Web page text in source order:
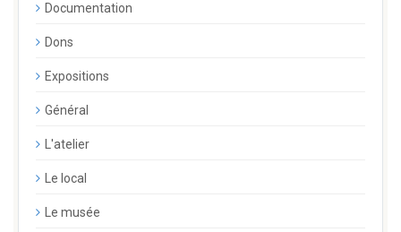
Documentation
Dons
Expositions
Général
L'atelier
Le local
Le musée